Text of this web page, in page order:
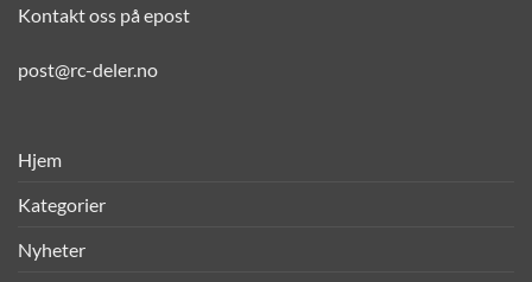
Kontakt oss på epost
post@rc-deler.no
Hjem
Kategorier
Nyheter